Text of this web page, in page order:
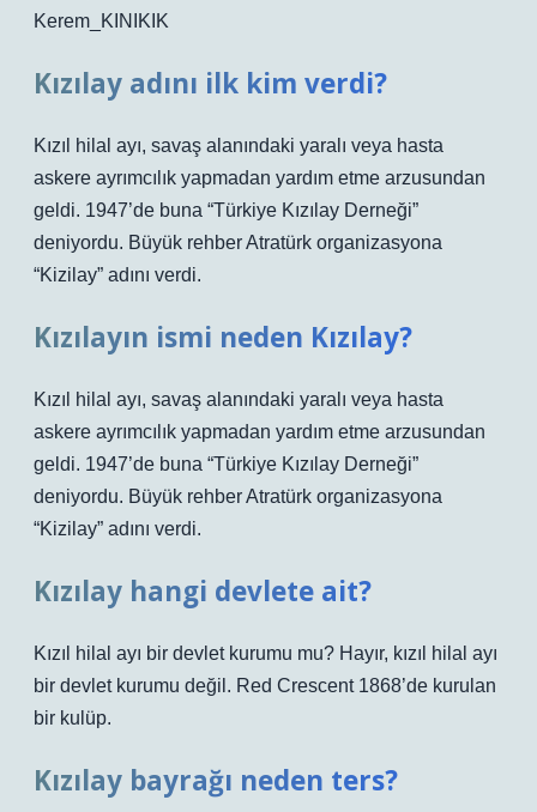
Kerem_KINIKIK
Kızılay adını ilk kim verdi?
Kızıl hilal ayı, savaş alanındaki yaralı veya hasta
askere ayrımcılık yapmadan yardım etme arzusundan
geldi. 1947’de buna “Türkiye Kızılay Derneği”
deniyordu. Büyük rehber Atratürk organizasyona
“Kizilay” adını verdi.
Kızılayın ismi neden Kızılay?
Kızıl hilal ayı, savaş alanındaki yaralı veya hasta
askere ayrımcılık yapmadan yardım etme arzusundan
geldi. 1947’de buna “Türkiye Kızılay Derneği”
deniyordu. Büyük rehber Atratürk organizasyona
“Kizilay” adını verdi.
Kızılay hangi devlete ait?
Kızıl hilal ayı bir devlet kurumu mu? Hayır, kızıl hilal ayı
bir devlet kurumu değil. Red Crescent 1868’de kurulan
bir kulüp.
Kızılay bayrağı neden ters?